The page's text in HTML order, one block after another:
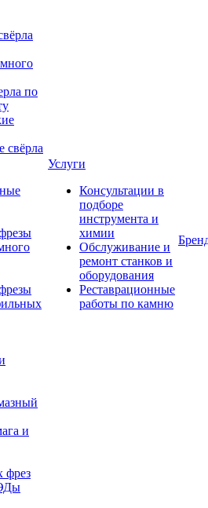
по
свёрла
и
фрез
Услуги
Консультации в
подборе
инструмента и
химии
Обслуживание и
ремонт станков и
оборудования
Реставрационные
работы по камню